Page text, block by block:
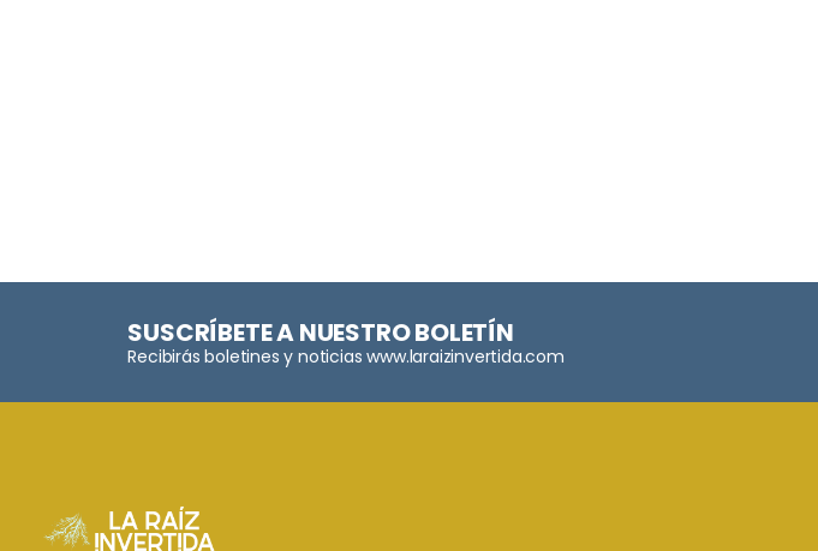
SUSCRÍBETE A NUESTRO BOLETÍN
Recibirás boletines y noticias www.laraizinvertida.com